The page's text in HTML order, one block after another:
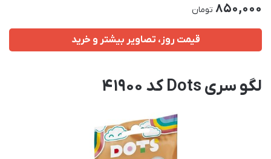
850,000 تومان
قیمت روز، تصاویر بیشتر و خرید
لگو سری Dots کد 41900